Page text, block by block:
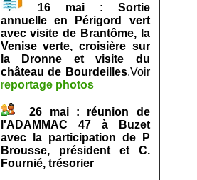
16 mai : Sortie
annuelle
en Périgord vert
avec visite de Brantôme, la
Venise verte, croisière sur
la Dronne et visite du
château de Bourdeilles.Voir
reportage photos
26 mai : réunion de
l'ADAMMAC 47 à Buzet
avec la participation de P
Brousse, président et C.
Fournié, trésorier